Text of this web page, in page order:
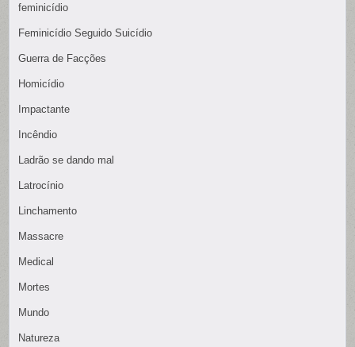
feminicídio
Feminicídio Seguido Suicídio
Guerra de Facções
Homicídio
Impactante
Incêndio
Ladrão se dando mal
Latrocínio
Linchamento
Massacre
Medical
Mortes
Mundo
Natureza